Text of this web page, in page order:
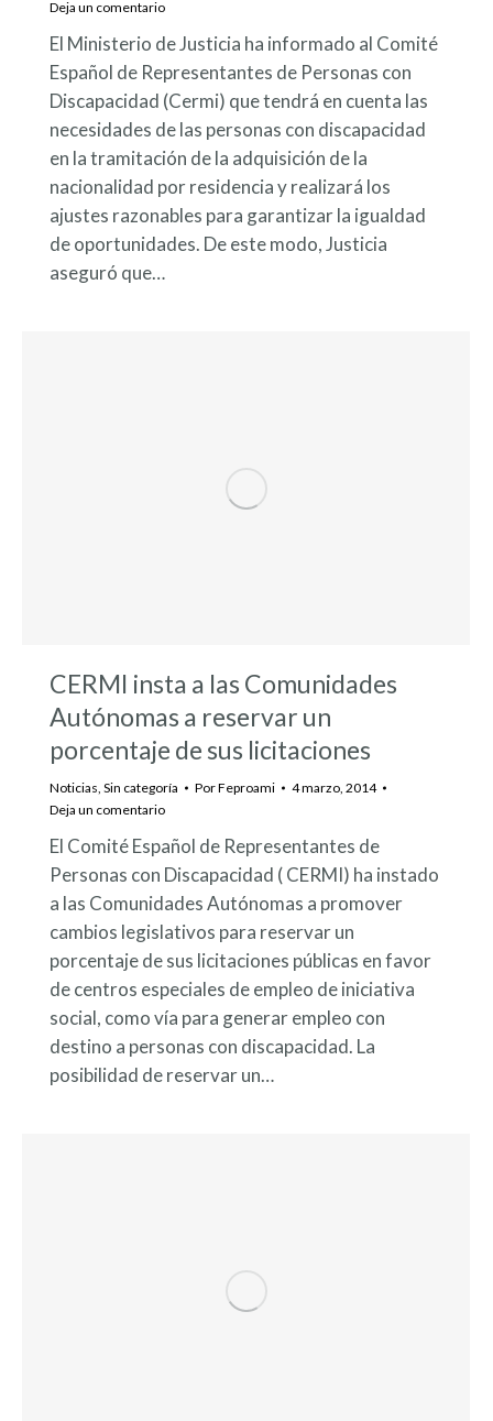
Deja un comentario
El Ministerio de Justicia ha informado al Comité
Español de Representantes de Personas con
Discapacidad (Cermi) que tendrá en cuenta las
necesidades de las personas con discapacidad
en la tramitación de la adquisición de la
nacionalidad por residencia y realizará los
ajustes razonables para garantizar la igualdad
de oportunidades. De este modo, Justicia
aseguró que…
CERMI insta a las Comunidades
Autónomas a reservar un
porcentaje de sus licitaciones
Noticias Sin categoría PorFeproami
4 marzo, 2014
Deja un comentario
El Comité Español de Representantes de
Personas con Discapacidad ( CERMI) ha instado
a las Comunidades Autónomas a promover
cambios legislativos para reservar un
porcentaje de sus licitaciones públicas en favor
de centros especiales de empleo de iniciativa
social, como vía para generar empleo con
destino a personas con discapacidad. La
posibilidad de reservar un…